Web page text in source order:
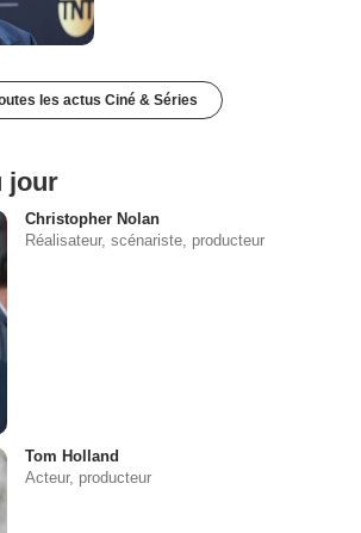
les actus Ciné & Séries
jour
Christopher Nolan
Réalisateur, scénariste, producteur
Tom Holland
Acteur, producteur